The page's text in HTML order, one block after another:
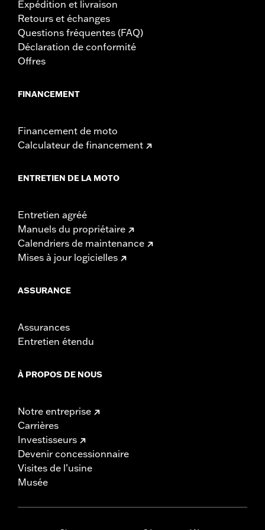
Expédition et livraison
Retours et échanges
Questions fréquentes (FAQ)
Déclaration de conformité
Offres
FINANCEMENT
Financement de moto
Calculateur de financement
ENTRETIEN DE LA MOTO
Entretien agréé
Manuels du propriétaire
Calendriers de maintenance
Mises à jour logicielles
ASSURANCE
Assurances
Entretien étendu
À PROPOS DE NOUS
Notre entreprise
Carrières
Investisseurs
Devenir concessionnaire
Visites de l’usine
Musée